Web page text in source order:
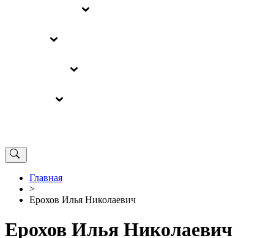
Главная
>
Ерохов Илья Николаевич
Ерохов Илья Николаевич